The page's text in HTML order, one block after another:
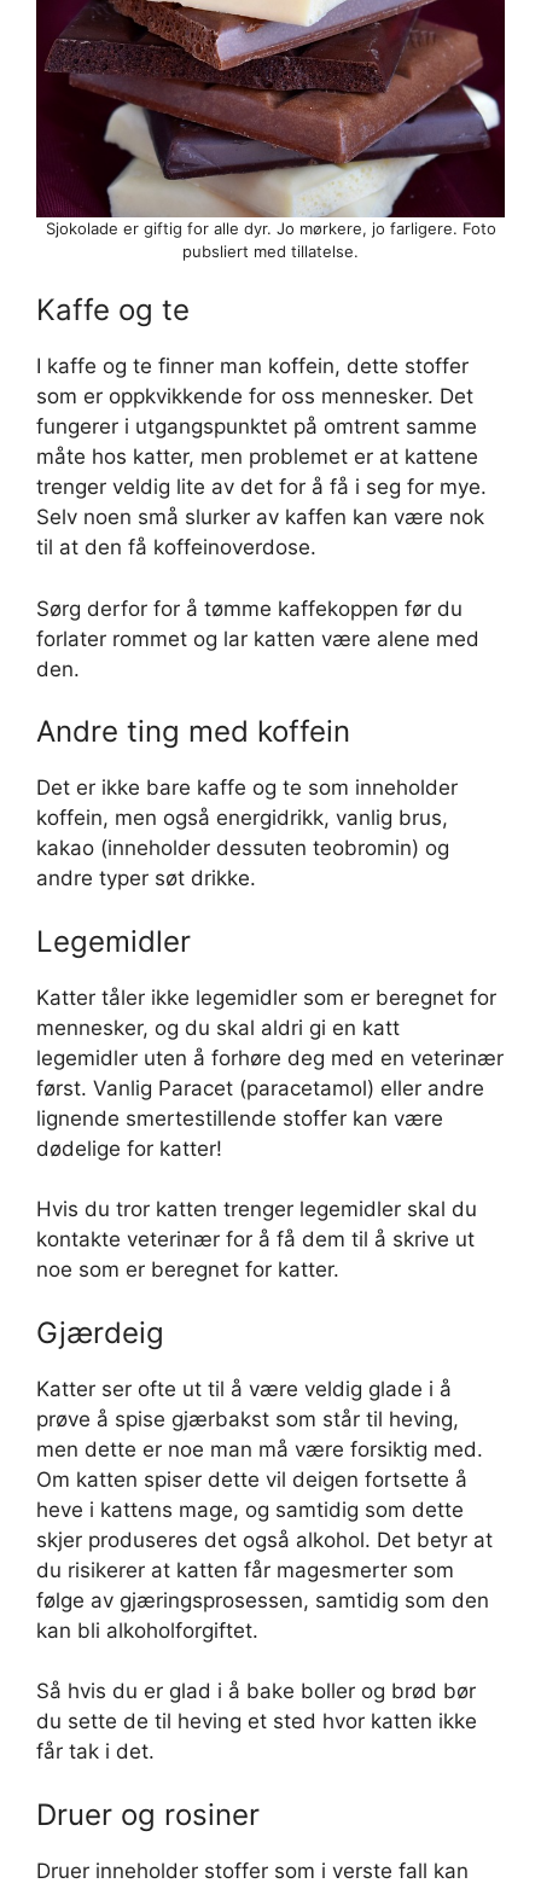
Sjokolade er giftig for alle dyr. Jo mørkere, jo farligere. Foto
pubsliert med tillatelse.
Kaffe og te
I kaffe og te finner man koffein, dette stoffer
som er oppkvikkende for oss mennesker. Det
fungerer i utgangspunktet på omtrent samme
måte hos katter, men problemet er at kattene
trenger veldig lite av det for å få i seg for mye.
Selv noen små slurker av kaffen kan være nok
til at den få koffeinoverdose.
Sørg derfor for å tømme kaffekoppen før du
forlater rommet og lar katten være alene med
den.
Andre ting med koffein
Det er ikke bare kaffe og te som inneholder
koffein, men også energidrikk, vanlig brus,
kakao (inneholder dessuten teobromin) og
andre typer søt drikke.
Legemidler
Katter tåler ikke legemidler som er beregnet for
mennesker, og du skal aldri gi en katt
legemidler uten å forhøre deg med en veterinær
først. Vanlig Paracet (paracetamol) eller andre
lignende smertestillende stoffer kan være
dødelige for katter!
Hvis du tror katten trenger legemidler skal du
kontakte veterinær for å få dem til å skrive ut
noe som er beregnet for katter.
Gjærdeig
Katter ser ofte ut til å være veldig glade i å
prøve å spise gjærbakst som står til heving,
men dette er noe man må være forsiktig med.
Om katten spiser dette vil deigen fortsette å
heve i kattens mage, og samtidig som dette
skjer produseres det også alkohol. Det betyr at
du risikerer at katten får magesmerter som
følge av gjæringsprosessen, samtidig som den
kan bli alkoholforgiftet.
Så hvis du er glad i å bake boller og brød bør
du sette de til heving et sted hvor katten ikke
får tak i det.
Druer og rosiner
Druer inneholder stoffer som i verste fall kan